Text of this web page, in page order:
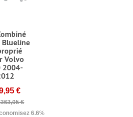
Blueline
Volvo
2004-
€
€
6.6% (24,00 €)